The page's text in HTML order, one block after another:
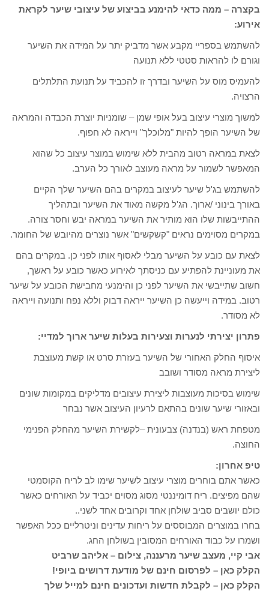
בקצרה – ממה כדאי להימנע בביצוע של עיצובי שיער לקראת
אירוע:
להשתמש בספריי מקבע אשר מדביק יתר על המידה את השיער
וגורם לו להראות סטטי ללא תנועה
להעמיס מוס על השיער ובדרך זו להכביד על תנועת התלתלים
הרצויה.
למשוך מוצרי עיצוב בעל אופי שמן – שומניות יוצרת הכבדה והמראה
של השיער הופך להיות "מלוכלך" וייראה לא חפוף.
לצאת במראה רטוב מהבית ללא שימוש במוצר עיצוב כל שהוא
המאפשר לשמור על מראה מעוצב לאורך כל הערב.
להשתמש בג'ל שיער לעיצוב במקרים בהם השיער שלך הקיים
באורך בינוני /ארוך. הג'ל מקשה מאוד את השיער ובתהליך
ההתייבשות שלו הוא מותיר את השיער במראה יבש וחסר צורה.
במקרים מסוימים נראים "קשקשים" אשר נוצרים מהיובש של החומר.
לצאת עם כובע על השיער מבלי לאסוף אותו לפני כן. במקרים בהם
את מעוניינת להפתיע עם כניסתך לאירוע כאשר כובע על ראשך,
חשוב שתייבשי את השיער לפני כן והימנעי מחבישת הכובע על שיער
רטוב. במידה וייעשה כן השיער ייראה דבוק וללא נפח ותנועה וייראה
לא מסודר.
פתרון יצירתי לנערות וצעירות בעלות שיער ארוך למדיי:
איסוף החלק האחורי של השיער בעזרת סרט או קשת מעוצבת
ליצירת מראה מסודר ושובב
שימוש בסיכות מעוצבות ליצירת עיצובים מדליקים במקומות שונים
ובאזורי שיער שונים בהתאם לרעיון העיצוב אשר נבחר
מטפחת ראש (בנדנה) צבעונית –לקשירת השיער מהחלק הפנימי
החוצה.
טיפ אחרון:
כאשר אתם בוחרים מוצרי עיצוב לשיער שימו לב לריח הקוסמטי
שהם מפיצים. ריח דומיננטי מסוג מסוים יכביד על האורחים כאשר
כולם יושבים סביב שולחן אחד וקרובים אחד לשני..
בחרו במוצרים המבוססים על ריחות עדינים וניטרליים ככל האפשר
ושמרו על כבוד האורחים המסובין בשולחן החג.
אבי קיי, מעצב שיער מרעננה, צילום – אליהב שרביט
הקלק כאן – לפרסום חינם של מודעת דרושים ביופי!
הקלק כאן – לקבלת חדשות ועדכונים חינם למייל שלך